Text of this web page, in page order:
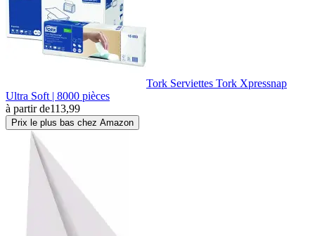
Tork Serviettes Tork Xpressnap
Ultra Soft | 8000 pièces
à partir de113,99
Prix le plus bas chez Amazon